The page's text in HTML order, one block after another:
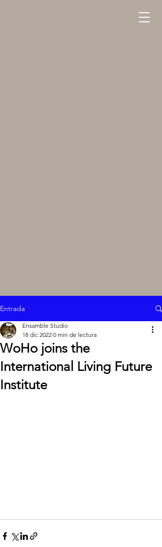
Entrada
WoHo joins the
International Living Future
Institute
Ensamble Studio
18 dic 2022 0 min de lectura